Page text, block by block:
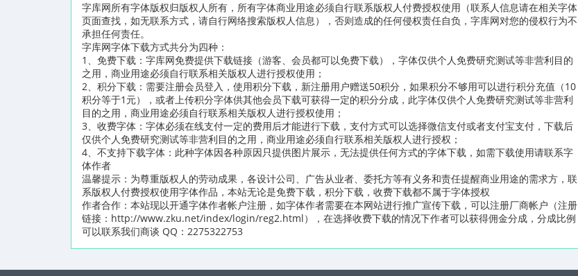
字库网所有字体版权归版权人所有，所有字体商业用途必须自行联系版权人付费授权使用（联系人信息请在相关字体
页面查找，如无联系方式，请自行网络搜索版权人信息），否则造成的任何侵权责任自负，字库网对您的侵权行为不
承担任何责任。
字库网字体下载方式共分为四种：
1、免费下载：字库网免费提供下载链接（游客、会员都可以免费下载），字体仅供个人免费研究测试等非营利目的
之用，商业用途必须自行联系相关版权人进行授权使用；
2、积分下载：需要注册会员登入，使用积分下载，新注册用户赠送50积分，如果积分不够用可以进行积分充值（10
积分等于1元），或者上传积分字体供其他会员下载可获得一定的积分分成，此字体仅供个人免费研究测试等非营利
目的之用，商业用途必须自行联系相关版权人进行授权使用；
3、收费字体：字体必须在线支付一定的费用后才能进行下载，支付方式可以选择微信支付或者支付宝支付，下载后
仅供个人免费研究测试等非营利目的之用，商业用途必须自行联系相关版权人进行授权；
4、不支持下载字体：此种字体因各种原因只提供图片展示，无法提供任何方式的字体下载，如需下载使用请联系字
体作者
温馨提示：为尊重版权人的劳动成果，各设计公司、广告从业者、委托方等有义务和责任提醒商业用途的需求方，联
系版权人付费授权使用字体作品，本站无论是免费下载，积分下载，收费下载都不属于字体授权
作者合作：本站现以开通字体作者帐户注册，如字体作者需要在本网站进行推广宣传下载，可以注册厂商帐户（注册
链接：http://www.zku.net/index/login/reg2.html），在选择收费下载的情况下作者可以获得佣金分成，分成比例
可以联系我们商谈 QQ：2275322753